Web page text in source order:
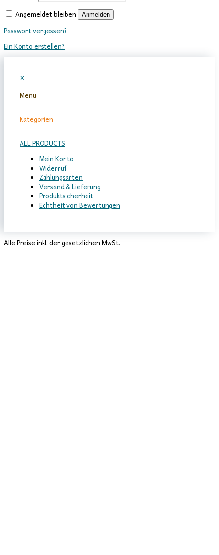
Angemeldet bleiben
Anmelden
Passwort vergessen?
Ein Konto erstellen?
✕
Menu
Kategorien
ALL PRODUCTS
Mein Konto
Widerruf
Zahlungsarten
Versand & Lieferung
Produktsicherheit
Echtheit von Bewertungen
Alle Preise inkl. der gesetzlichen MwSt.